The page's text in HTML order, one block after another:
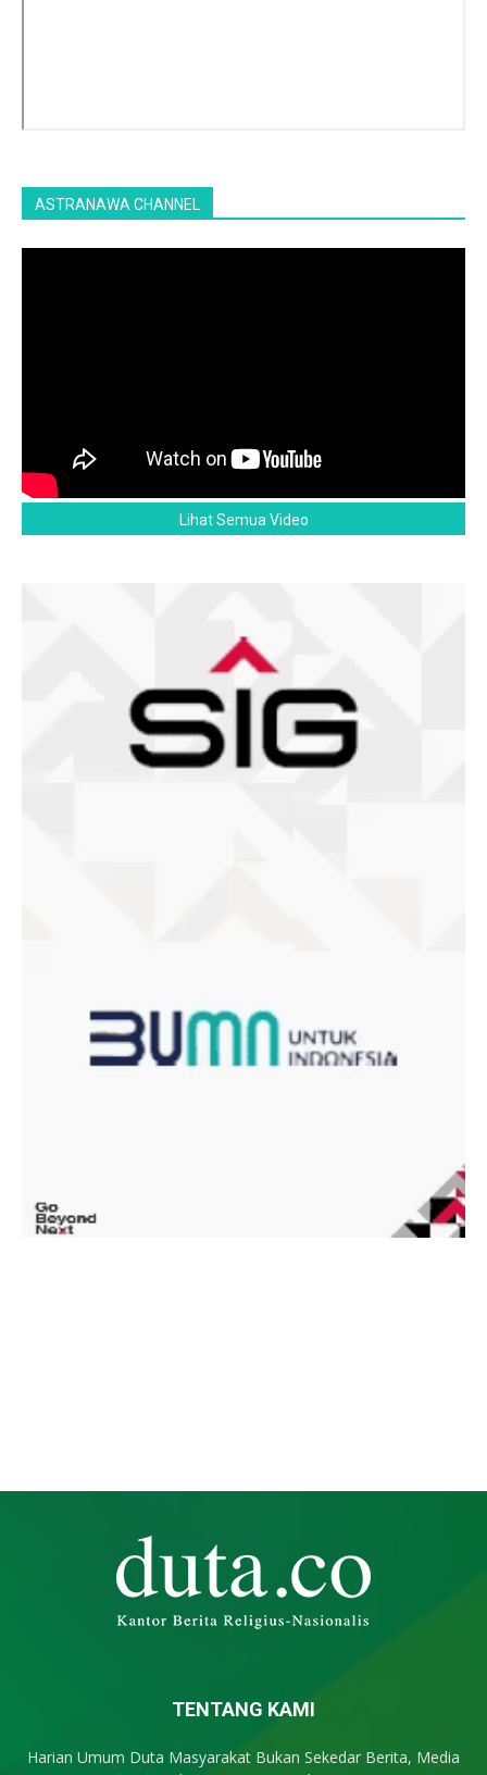
ASTRANAWA CHANNEL
Lihat Semua Video
TENTANG KAMI
Harian Umum Duta Masyarakat Bukan Sekedar Berita, Media